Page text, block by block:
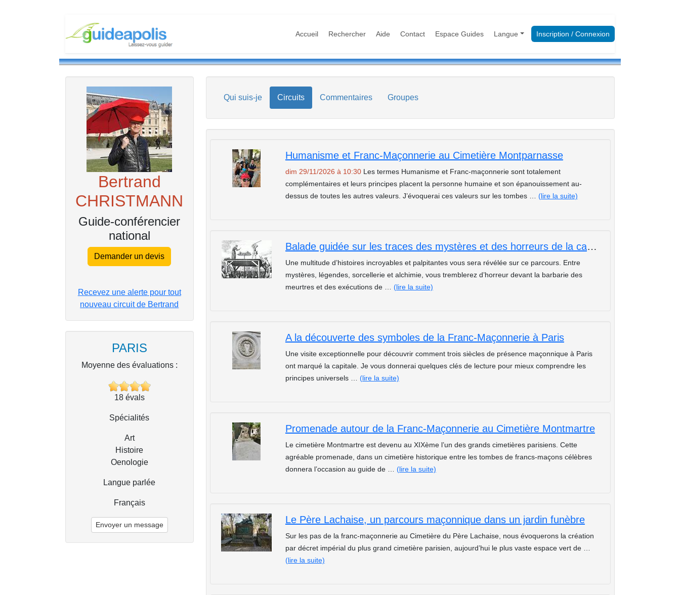
Accueil Rechercher Aide Contact Espace Guides Langue Inscription / Connexion
Bertrand
CHRISTMANN
Guide-conférencier
national
Demander un devis
Recevez une alerte pour tout
nouveau circuit de Bertrand
PARIS
Moyenne des évaluations :
18évals
Spécialités
Art
Histoire
Oenologie
Langue parlée
Français
Envoyer un message
Qui suis-je Circuits Commentaires Groupes
Humanisme et Franc-Maçonnerie au Cimetière Montparnasse
dim 29/11/2026 à 10:30 Les termes Humanisme et Franc-maçonnerie sont totalement
complémentaires et leurs principes placent la personne humaine et son épanouissement au-
dessus de toutes les autres valeurs. J’évoquerai ces valeurs sur les tombes … (lire la suite)
Balade guidée sur les traces des mystères et des horreurs de la capitale.
Une multitude d’histoires incroyables et palpitantes vous sera révélée sur ce parcours. Entre
mystères, légendes, sorcellerie et alchimie, vous tremblerez d’horreur devant la barbarie des
meurtres et des exécutions de … (lire la suite)
A la découverte des symboles de la Franc-Maçonnerie à Paris
Une visite exceptionnelle pour découvrir comment trois siècles de présence maçonnique à Paris
ont marqué la capitale. Je vous donnerai quelques clés de lecture pour mieux comprendre les
principes universels … (lire la suite)
Promenade autour de la Franc-Maçonnerie au Cimetière Montmartre
Le cimetière Montmartre est devenu au XIXème l’un des grands cimetières parisiens. Cette
agréable promenade, dans un cimetière historique entre les tombes de francs-maçons célèbres
donnera l’occasion au guide de … (lire la suite)
Le Père Lachaise, un parcours maçonnique dans un jardin funèbre
Sur les pas de la franc-maçonnerie au Cimetière du Père Lachaise, nous évoquerons la création
par décret impérial du plus grand cimetière parisien, aujourd’hui le plus vaste espace vert de …
(lire la suite)